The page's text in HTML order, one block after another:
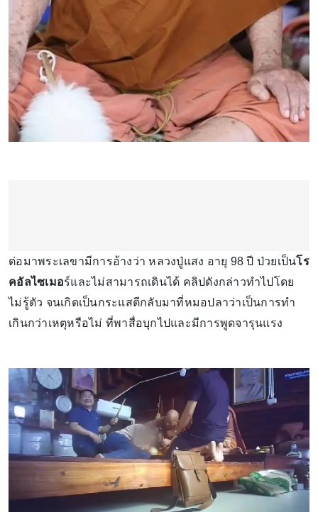
ต่อมาพระเลขามีการอ้างว่า หลวงปู่แสง อายุ 98 ปี ป่วยเป็นโร
คอัลไซเมอร์และไม่สามารถเดินได้ คลิปดังกล่าวทำไปโดย
ไม่รู้ตัว จนเกิดเป็นกระแสตีกลับมาที่หมอปลาว่าเป็นการทำ
เกินกว่าเหตุหรือไม่ ที่พาสื่อบุกไปและมีการพูดจารุนแรง